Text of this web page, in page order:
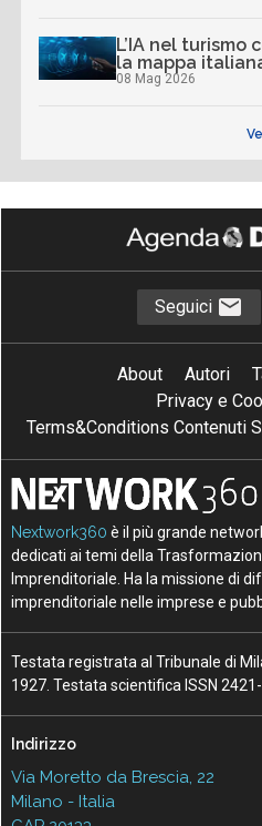
L’IA nel turismo
la mappa
08 Mag 2026
Seguici
About Autori
Privacy e
Terms&Conditions Contenuti
Nextwork360 è il più grande
dedicati ai temi della
Imprenditoriale. Ha la missione di
imprenditoriale nelle imprese e
Testata registrata al Tribunale di
1927. Testata scientifica ISSN
Indirizzo
Via Moretto da Brescia, 22
Milano - Italia